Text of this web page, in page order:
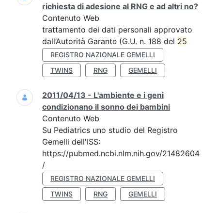
richiesta di adesione al RNG e ad altri no?
Contenuto Web
trattamento dei dati personali approvato
dall’Autorità Garante (G.U. n. 188 del 25
REGISTRO NAZIONALE GEMELLI
TWINS
RNG GEMELLI
2011/04/13 - L'ambiente e i geni
condizionano il sonno dei bambini
Contenuto Web
Su Pediatrics uno studio del Registro
Gemelli dell'ISS:
https://pubmed.ncbi.nlm.nih.gov/21482604
/
REGISTRO NAZIONALE GEMELLI
TWINS
RNG GEMELLI